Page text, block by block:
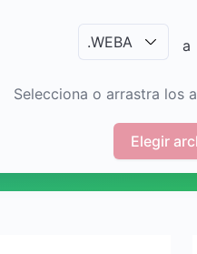
.WEBA a
Selecciona o arrastra los
Elegir